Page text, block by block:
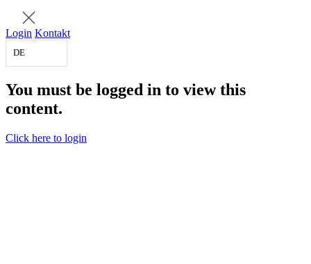
Login Kontakt
DE
You must be logged in to view this
content.
Click here to login